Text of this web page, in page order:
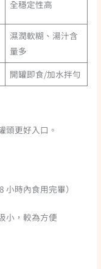
全穩定性高
濕潤軟糊、湯汁含
量多
開罐即食/加水拌勻
頭更好入口。
小時內食用完畢）
小，較為方便